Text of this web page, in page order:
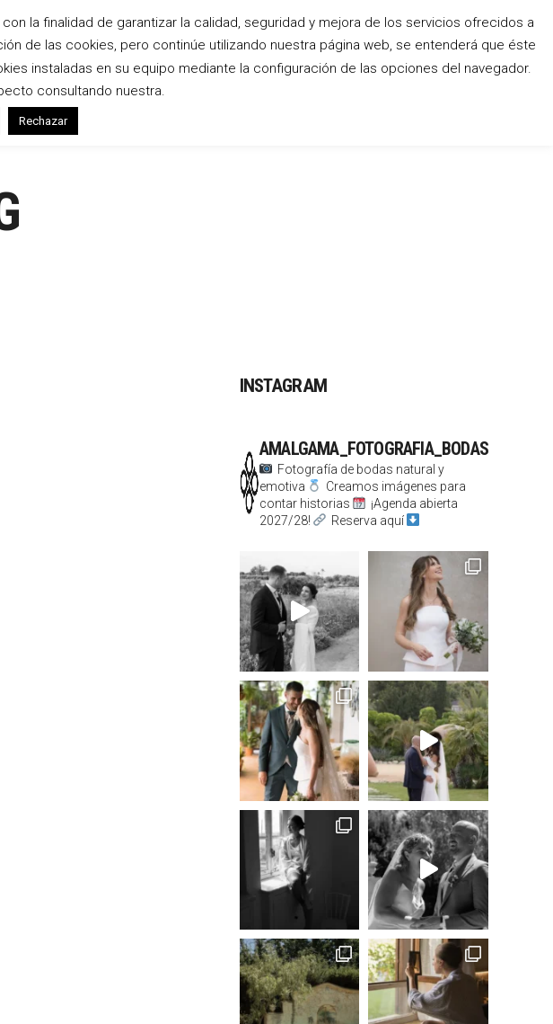
Empresas Conócenos Blog Contacto
INSTAGRAM
AMALGAMA_FOTOGRAFIA_BODAS
Fotografía de bodas natural y
emotiva
Creamos imágenes para
contar historias
¡Agenda abierta
2027/28!
Reserva aquí
la finalidad de garantizar la calidad, seguridad y mejora de los servicios ofrecidos a
de las cookies, pero continúe utilizando nuestra página web, se entenderá que éste
instaladas en su equipo mediante la configuración de las opciones del navegador.
consultando nuestra.
Rechazar